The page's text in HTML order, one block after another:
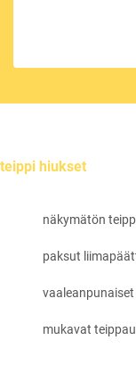
teippi hiukset
näkymätön
paksut
mukavat